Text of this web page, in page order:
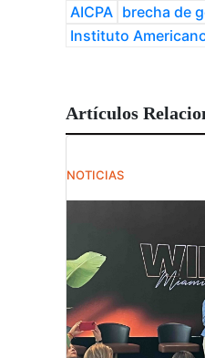
AICPA brecha de
Instituto
Artículos
NOTICIAS